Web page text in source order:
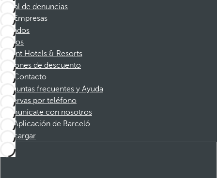
Canal de denuncias
Empresas
Afiliados
Socios
Dorint Hotels & Resorts
Cupones de descuento
Contacto
Preguntas frecuentes y Ayuda
Reservas por teléfono
Comunícate con nosotros
Aplicación de Barceló
Descargar